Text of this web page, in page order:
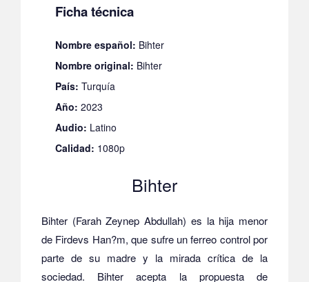
Ficha técnica
Nombre español: Bihter
Nombre original: Bihter
País: Turquía
Año: 2023
Audio: Latino
Calidad: 1080p
Bihter
Bihter (Farah Zeynep Abdullah) es la hija menor
de Firdevs Han?m, que sufre un ferreo control por
parte de su madre y la mirada crítica de la
sociedad. Bihter acepta la propuesta de